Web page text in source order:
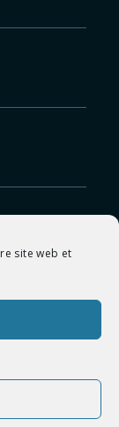
site web et